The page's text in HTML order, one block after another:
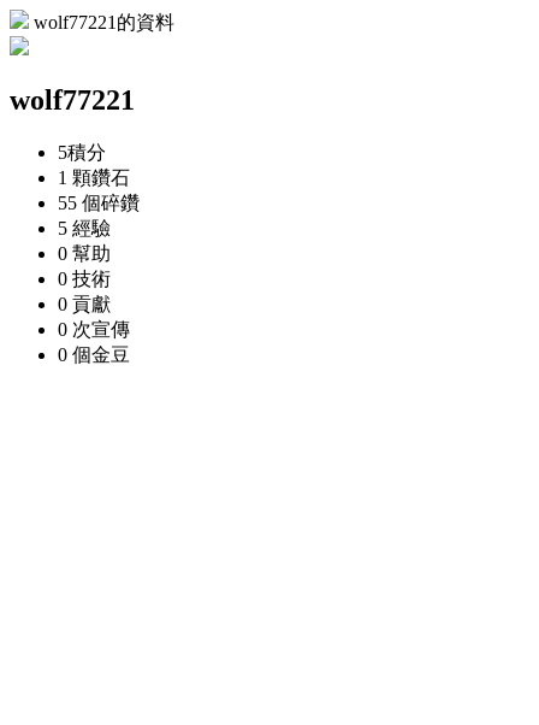
wolf77221的資料
wolf77221
5積分
1 顆鑽石
55 個碎鑽
5 經驗
0 幫助
0 技術
0 貢獻
0 次宣傳
0 個金豆